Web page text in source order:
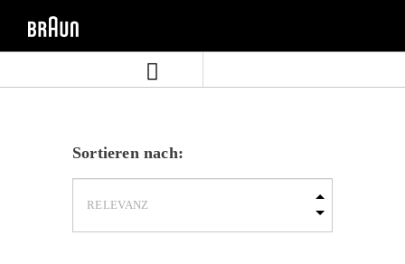
Inhalt
Navigationsmenü
Sortieren nach: